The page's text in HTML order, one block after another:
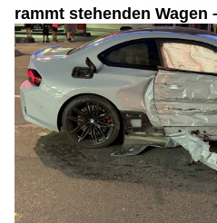
rammt stehenden Wagen